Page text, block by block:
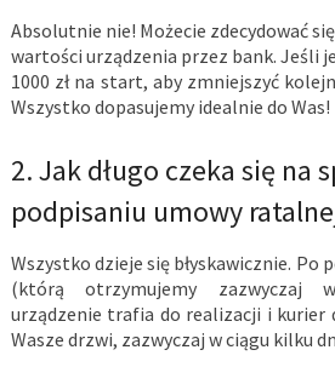
Absolutnie nie! Możecie zdecydować
wartości urządzenia przez bank. Jeśli
1000 zł na start, aby zmniejszyć
Wszystko dopasujemy idealnie do Was!
2. Jak długo czeka się na
podpisaniu umowy
Wszystko dzieje się błyskawicznie. Po
(którą otrzymujemy zazwyczaj
urządzenie trafia do realizacji i kurier
Wasze drzwi, zazwyczaj w ciągu kilku